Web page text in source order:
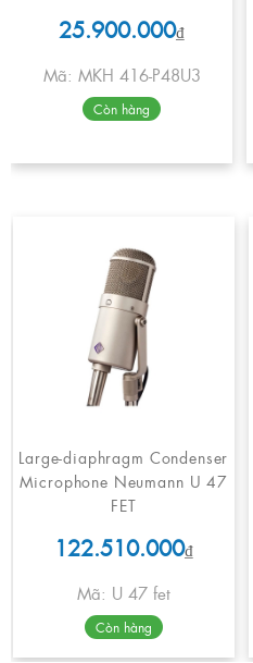
25.900.000₫
Mã: MKH 416-P48U3
Còn hàng
Large-diaphragm Condenser
Microphone Neumann U 47
FET
122.510.000₫
Mã: U 47 fet
Còn hàng